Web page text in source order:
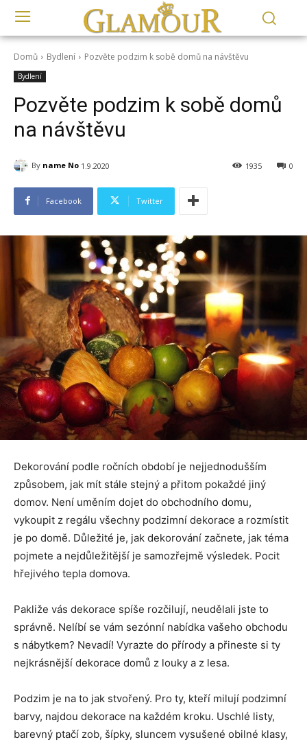
Domů Bydlení Pozvěte podzim k sobě domů na návštěvu
Bydlení
Pozvěte podzim k sobě domů
na návštěvu
By name No 1.9.2020 0
1935
Facebook Twitter
Dekorování podle ročních období je nejjednodušším
způsobem, jak mít stále stejný a přitom pokaždé jiný
domov. Není uměním dojet do obchodního domu,
vykoupit z regálu všechny podzimní dekorace a rozmístit
je po domě. Důležité je, jak dekorování začnete, jak téma
pojmete a nejdůležitější je samozřejmě výsledek. Pocit
hřejivého tepla domova.
Pakliže vás dekorace spíše rozčilují, neudělali jste to
správně. Nelíbí se vám sezónní nabídka vašeho obchodu
s nábytkem? Nevadí! Vyrazte do přírody a přineste si ty
nejkrásnější dekorace domů z louky a z lesa.
Podzim je na to jak stvořený. Pro ty, kteří milují podzimní
barvy, najdou dekorace na každém kroku. Uschlé listy,
barevný ptačí zob, šípky, sluncem vysušené obilné klasy,